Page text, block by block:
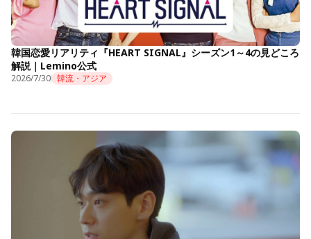
韓国恋愛リアリティ『HEART SIGNAL』シーズン1～4の見どころ
解説｜Lemino公式
2026/7/30 韓流・アジア